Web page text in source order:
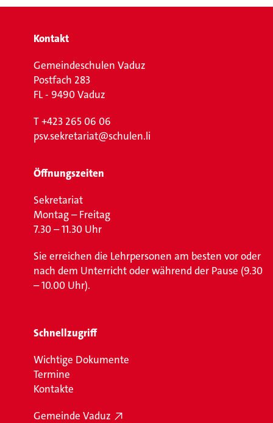
Kontakt
Gemeindeschulen Vaduz
Postfach 283
FL - 9490 Vaduz
T+423 265 06 06
psv.sekretariat@schulen.li
Öffnungszeiten
Sekretariat
Montag – Freitag
7.30 – 11.30 Uhr
Sie erreichen die Lehrpersonen am besten vor oder
nach dem Unterricht oder während der Pause (9.30
– 10.00 Uhr).
Schnellzugriff
Wichtige Dokumente
Termine
Kontakte
Gemeinde Vaduz